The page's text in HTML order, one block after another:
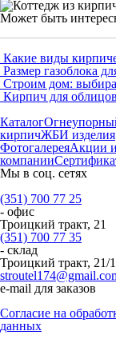
Может быть
Какие виды
Размер газоблока
Строим дом:
Кирпич для
Каталог
кирпичЖБИ изделия
ФотогалереяАкции
компании
Мы в соц. сетях
(351) 700 77 25
- офис
Троицкий тракт, 21
(351) 700 77 35
- склад
Троицкий тракт, 21/1
e-mail для заказов
Согласие на
данных